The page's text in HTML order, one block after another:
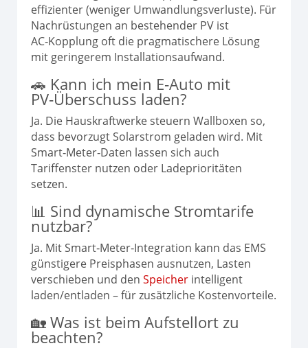
effizienter (weniger Umwandlungsverluste). Für
Nachrüstungen an bestehender PV ist
AC‑Kopplung oft die pragmatischere Lösung
mit geringerem Installationsaufwand.
🚗 Kann ich mein E‑Auto mit
PV‑Überschuss laden?
Ja. Die Hauskraftwerke steuern Wallboxen so,
dass bevorzugt Solarstrom geladen wird. Mit
Smart‑Meter‑Daten lassen sich auch
Tariffenster nutzen oder Ladeprioritäten
setzen.
📊 Sind dynamische Stromtarife
nutzbar?
Ja. Mit Smart‑Meter‑Integration kann das EMS
günstigere Preisphasen ausnutzen, Lasten
verschieben und den Speicher intelligent
laden/entladen – für zusätzliche Kostenvorteile.
🏡 Was ist beim Aufstellort zu
beachten?